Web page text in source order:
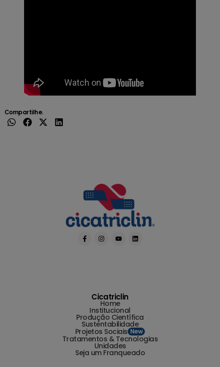
Compartilhe.
Cicatriclin
Home
Institucional
Produção Científica
Sustentabilidade
Projetos Sociais New
Tratamentos & Tecnologias
Unidades
Seja um Franqueado